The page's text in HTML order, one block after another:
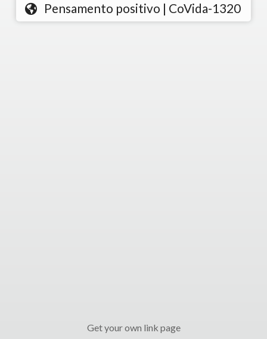
Pensamento positivo | CoVida-1320
Get your own link page